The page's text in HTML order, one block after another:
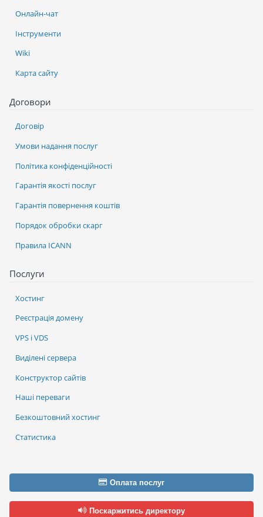
Послуги
Хостинг
Реєстрація домену
VPS і VDS
Виділені сервера
Конструктор сайтів
Наші переваги
Безкоштовний хостинг
Статистика
Онлайн-чат
Інструменти
Wiki
Карта сайту
Договори
Договір
Умови надання послуг
Політика конфіденційності
Гарантія якості послуг
Гарантія повернення коштів
Порядок обробки скарг
Правила ICANN
Оплата послуг
Поскаржитись директору